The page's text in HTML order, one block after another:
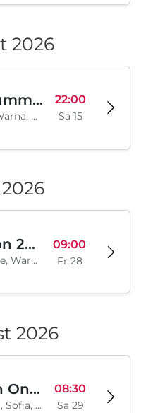
2026
4 Seasons Summer Edition
Moonlight Varna, Warna, BG
22:00
Sa 15
Art Realm Con 2026
Khotel Cherno More, Warna, BG
09:00
Fr 28
2026
DEV.BG All in One 2026
Inter Ekspo Tsentar, Sofia, BG
08:30
Sa 29